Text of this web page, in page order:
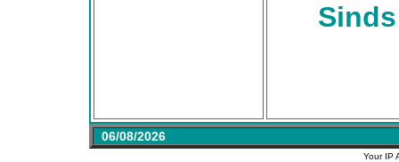
06/08/2026
Your IP